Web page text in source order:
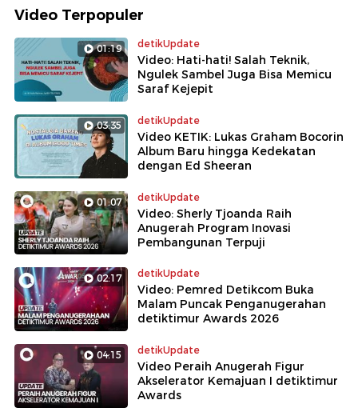
Video Terpopuler
01:19 detikUpdate
Video: Hati-hati! Salah Teknik,
Ngulek Sambel Juga Bisa Memicu
Saraf Kejepit
03:35 detikUpdate
Video KETIK: Lukas Graham Bocorin
Album Baru hingga Kedekatan
dengan Ed Sheeran
01:07 detikUpdate
Video: Sherly Tjoanda Raih
Anugerah Program Inovasi
Pembangunan Terpuji
02:17 detikUpdate
Video: Pemred Detikcom Buka
Malam Puncak Penganugerahan
detiktimur Awards 2026
04:15 detikUpdate
Video Peraih Anugerah Figur
Akselerator Kemajuan I detiktimur
Awards